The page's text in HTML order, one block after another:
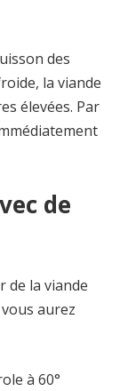
des
la viande
élevées. Par
de
de la viande
aurez
à 60°